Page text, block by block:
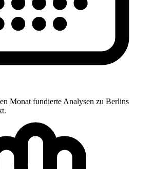
Monat fundierte Analysen zu Berlins